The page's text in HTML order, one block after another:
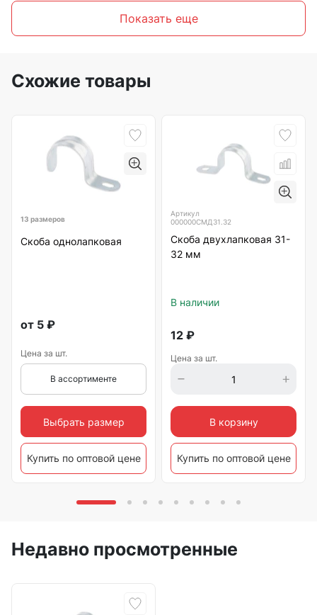
Показать еще
Схожие товары
13 размеров
Скоба однолапковая
от 5 ₽
Цена за шт.
В ассортименте
Выбрать размер
Купить по оптовой цене
Артикул
000000СМД31.32
Скоба двухлапковая 31-
32 мм
В наличии
12 ₽
Цена за шт.
В корзину
Купить по оптовой цене
Недавно просмотренные